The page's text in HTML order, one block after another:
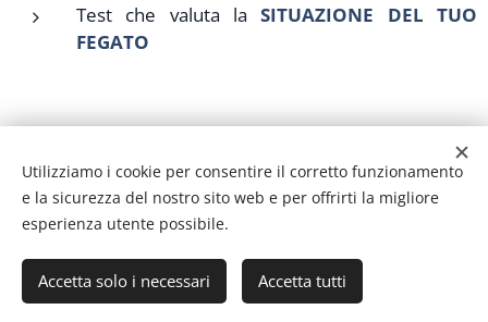
Test che valuta la SITUAZIONE DEL TUO
FEGATO
NON TI
PREOOCUPARE SE
Utilizziamo i cookie per consentire il corretto funzionamento
e la sicurezza del nostro sito web e per offrirti la migliore
esperienza utente possibile.
Accetta solo i necessari Accetta tutti